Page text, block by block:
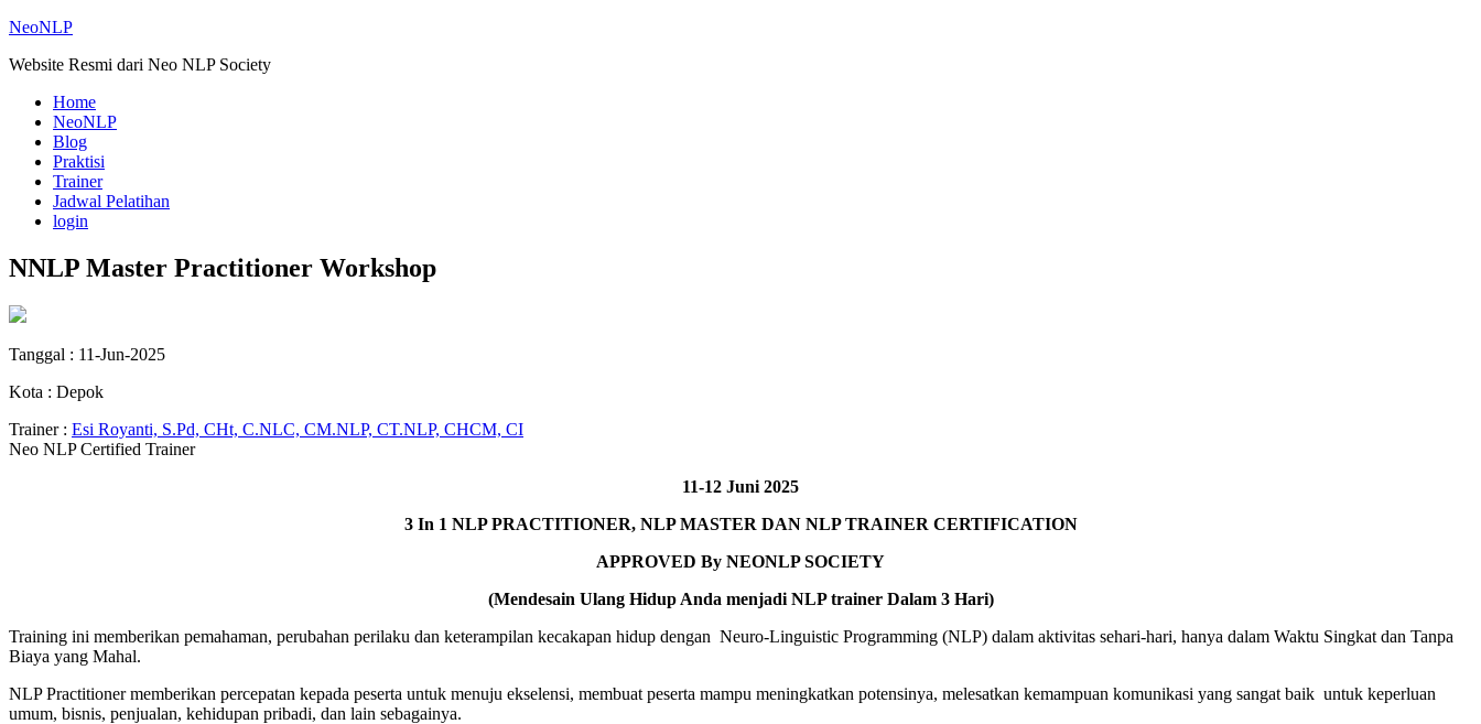
NeoNLP
Website Resmi dari Neo NLP Society
Home
NeoNLP
Blog
Praktisi
Trainer
Jadwal Pelatihan
login
NNLP Master Practitioner Workshop
Tanggal : 11-Jun-2025
Kota : Depok
Trainer : Esi Royanti, S.Pd, CHt, C.NLC, CM.NLP, CT.NLP, CHCM, CI
Neo NLP Certified Trainer
11-12 Juni 2025
3 In 1 NLP PRACTITIONER, NLP MASTER DAN NLP TRAINER CERTIFICATION
APPROVED By NEONLP SOCIETY
(Mendesain Ulang Hidup Anda menjadi NLP trainer Dalam 3 Hari)
Training ini memberikan pemahaman, perubahan perilaku dan keterampilan kecakapan hidup dengan Neuro-Linguistic Programming (NLP) dalam aktivitas sehari-hari, hanya dalam Waktu Singkat dan Tanpa
Biaya yang Mahal.
NLP Practitioner memberikan percepatan kepada peserta untuk menuju ekselensi, membuat peserta mampu meningkatkan potensinya, melesatkan kemampuan komunikasi yang sangat baik untuk keperluan
umum, bisnis, penjualan, kehidupan pribadi, dan lain sebagainya.